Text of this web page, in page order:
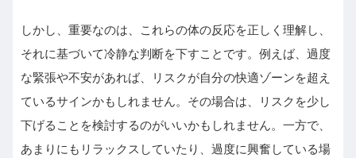
しかし、重要なのは、これらの体の反応を正しく理解し、
それに基づいて冷静な判断を下すことです。例えば、過度
な緊張や不安があれば、リスクが自分の快適ゾーンを超え
ているサインかもしれません。その場合は、リスクを少し
下げることを検討するのがいいかもしれません。一方で、
あまりにもリラックスしていたり、過度に興奮している場